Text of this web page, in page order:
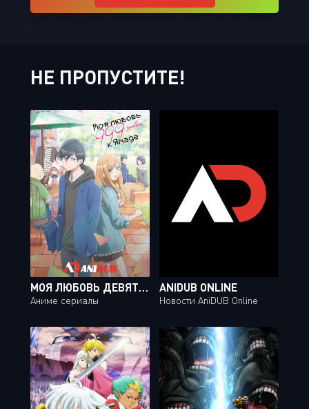
НЕ ПРОПУСТИТЕ!
МОЯ ЛЮБОВЬ ДЕВЯТЬСОТ ДЕВЯНОСТО ДЕВЯТОГО УРОВНЯ К ЯМАДЕ / YAMADA-KUN TO LV999 NO KOI WO SURU [13 ИЗ 13]
Аниме сериалы
ANIDUB ONLINE
Новости AniDUB Online